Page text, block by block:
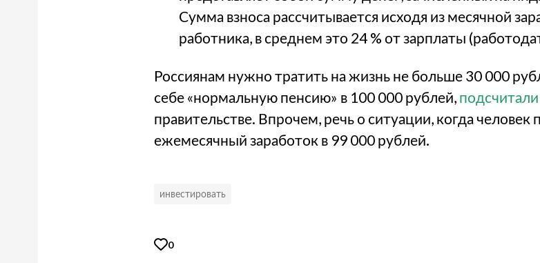
Сумма взноса рассчитывается исходя из месячной
работника, в среднем это 24 % от зарплаты
Россиянам нужно тратить на жизнь не больше 30 000
себе «нормальную пенсию» в 100 000 рублей, подсчитали
правительстве. Впрочем, речь о ситуации, когда
ежемесячный заработок в 99 000 рублей.
инвестировать
0